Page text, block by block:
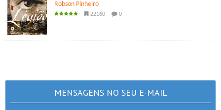
Robson Pinheiro
22160 0
MENSAGENS NO SEU E-MAIL